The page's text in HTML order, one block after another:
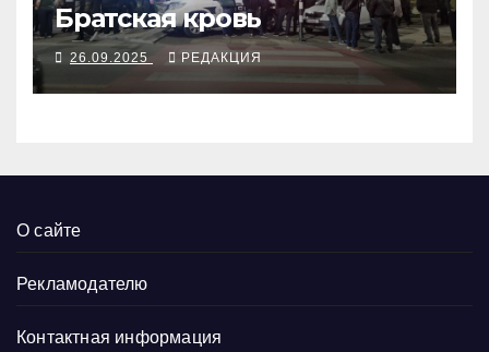
Братская кровь
26.09.2025 РЕДАКЦИЯ
О сайте
Рекламодателю
Контактная информация